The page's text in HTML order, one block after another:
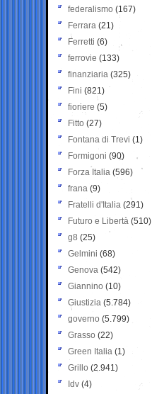
federalismo (167)
Ferrara (21)
Ferretti (6)
ferrovie (133)
finanziaria (325)
Fini (821)
fioriere (5)
Fitto (27)
Fontana di Trevi (1)
Formigoni (90)
Forza Italia (596)
frana (9)
Fratelli d'Italia (291)
Futuro e Libertà (510)
g8 (25)
Gelmini (68)
Genova (542)
Giannino (10)
Giustizia (5.784)
governo (5.799)
Grasso (22)
Green Italia (1)
Grillo (2.941)
Idv (4)